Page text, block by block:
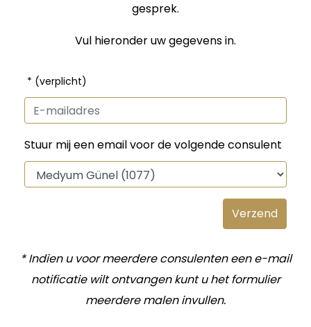
gesprek.
Vul hieronder uw gegevens in.
* (verplicht)
Stuur mij een email voor de volgende consulent
* Indien u voor meerdere consulenten een e-mail
notificatie wilt ontvangen kunt u het formulier
meerdere malen invullen.